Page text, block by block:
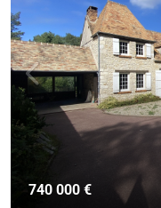
740 000 €